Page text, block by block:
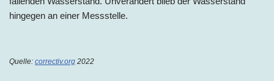
hingegen an einer Messstelle.
Quelle: correctiv.org 2022